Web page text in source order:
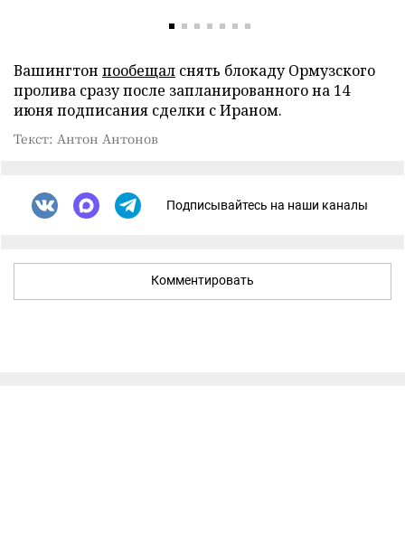
Вашингтон пообещал снять блокаду Ормузского
пролива сразу после запланированного на 14
июня подписания сделки с Ираном.
Текст: Антон Антонов
Подписывайтесь на наши каналы
Комментировать